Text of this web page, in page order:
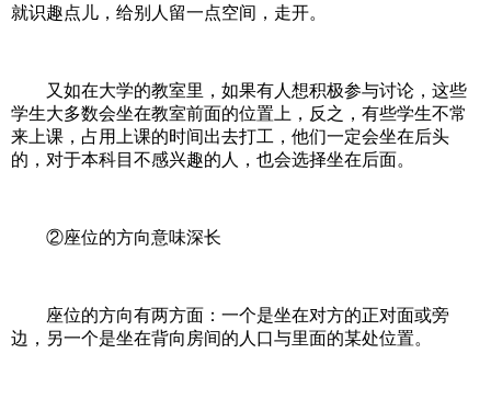
就识趣点儿，给别人留一点空间，走开。
又如在大学的教室里，如果有人想积极参与讨论，这些
学生大多数会坐在教室前面的位置上，反之，有些学生不常
来上课，占用上课的时间出去打工，他们一定会坐在后头
的，对于本科目不感兴趣的人，也会选择坐在后面。
②座位的方向意味深长
座位的方向有两方面：一个是坐在对方的正对面或旁
边，另一个是坐在背向房间的人口与里面的某处位置。